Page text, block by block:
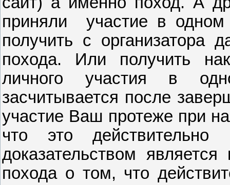
приняли участие в
получить с организатора
похода. Или получить
личного участия в
засчитывается после
участие Ваш протеже при
что это
доказательством
похода о том, что